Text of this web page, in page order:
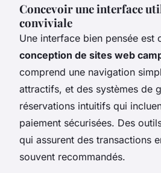
Concevoir une interface
conviviale
Une interface bien pensée est
conception de sites web
comprend une navigation
attractifs, et des systèmes de
réservations intuitifs qui
paiement sécurisées. Des
qui assurent des transactions
souvent recommandés.